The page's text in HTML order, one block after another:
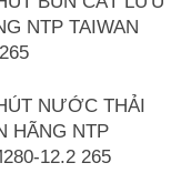
NTP TAIWAN
NƯỚC THẢI
HÃNG NTP
12.2 265